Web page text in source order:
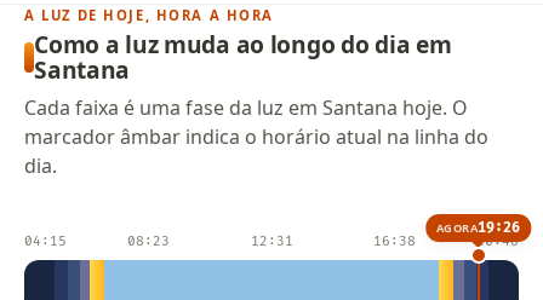
A LUZ DE HOJE, HORA A HORA
Como a luz muda ao longo do dia em
Santana
Cada faixa é uma fase da luz em Santana hoje. O
marcador âmbar indica o horário atual na linha do
dia.
04:15 08:23 12:31 16:38 20:46
AGORA19:26